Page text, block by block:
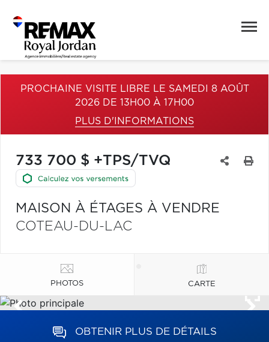
PROCHAINE VISITE LIBRE LE SAMEDI 8 AOÛT
2026 DE 13H00 À 17H00
PLUS D'INFORMATIONS
733 700 $ +TPS/TVQ
MAISON À ÉTAGES À VENDRE
COTEAU-DU-LAC
PHOTOS CARTE
OBTENIR PLUS DE DÉTAILS